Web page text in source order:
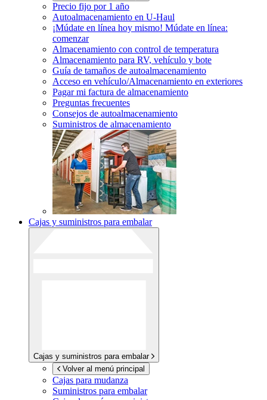
Precio fijo por 1 año
Autoalmacenamiento en U-Haul
¡Múdate en línea hoy mismo! Múdate en línea:
comenzar
Almacenamiento con control de temperatura
Almacenamiento para RV, vehículo y bote
Guía de tamaños de autoalmacenamiento
Acceso en vehículo/Almacenamiento en exteriores
Pagar mi factura de almacenamiento
Preguntas frecuentes
Consejos de autoalmacenamiento
Suministros de almacenamiento
Cajas y suministros para embalar
Cajas y suministros para embalar
Volver al menú principal
Cajas para mudanza
Suministros para embalar